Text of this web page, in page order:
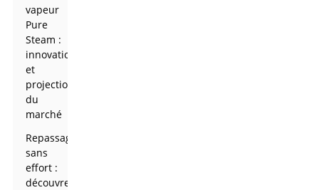
vapeur
Pure
Steam :
innovations
et
projections
du
marché
Repassage
sans
effort :
découvrez